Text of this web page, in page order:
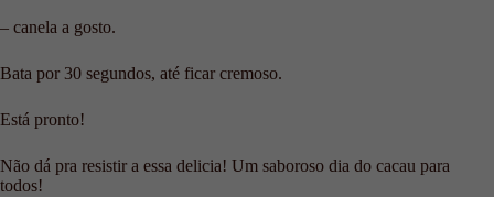
– canela a gosto.
Bata por 30 segundos, até ficar cremoso.
Está pronto!
Não dá pra resistir a essa delicia! Um saboroso dia do cacau para
todos!